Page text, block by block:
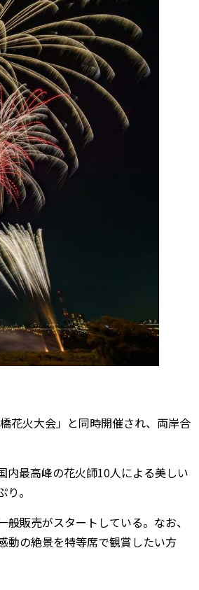
花火大会」と同時開催され、両岸合
最高峰の花火師10人による美しい
。
販売がスタートしている。なお、
動の絶景を特等席で観賞したい方